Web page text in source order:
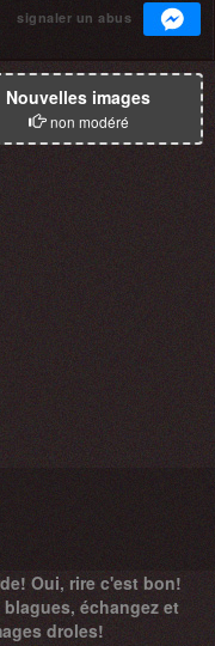
signaler un abus
Nouvelles images
non modéré
Oui, rire c'est bon!
échangez et
droles!